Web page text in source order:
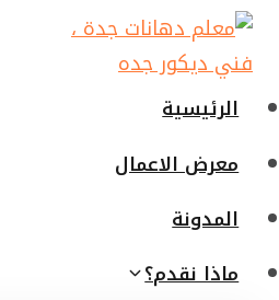
التجاوز
إلى
المحتوى
الرئيسية
معرض الاعمال
المدونة
ماذا نقدم؟